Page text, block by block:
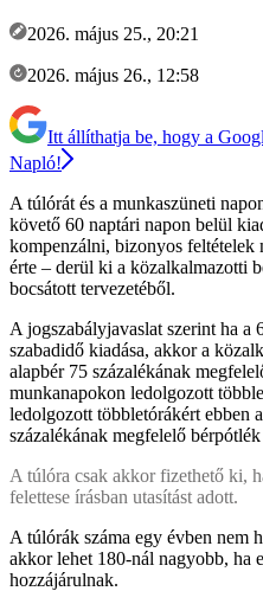
2026. május 25., 20:21
2026. május 26., 12:58
Itt állíthatja be, hogy a
Napló!
A túlórát és a munkaszüneti
követő 60 naptári napon belül
kompenzálni, bizonyos feltételek
érte – derül ki a közalkalmazotti
bocsátott tervezetéből.
A jogszabályjavaslat szerint ha a
szabadidő kiadása, akkor a
alapbér 75 százalékának
munkanapokon ledolgozott
ledolgozott többletórákért ebben
százalékának megfelelő
A túlóra csak akkor fizethető ki,
felettese írásban utasítást adott.
A túlórák száma egy évben nem
akkor lehet 180-nál nagyobb, ha
hozzájárulnak.